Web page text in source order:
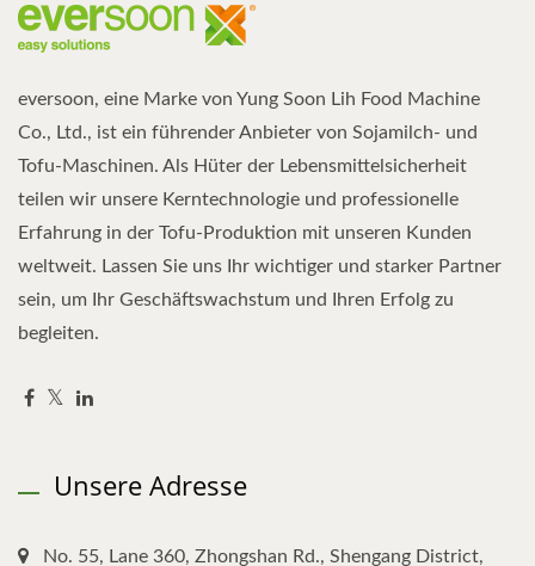
eversoon, eine Marke von Yung Soon Lih Food Machine
Co., Ltd., ist ein führender Anbieter von Sojamilch- und
Tofu-Maschinen. Als Hüter der Lebensmittelsicherheit
teilen wir unsere Kerntechnologie und professionelle
Erfahrung in der Tofu-Produktion mit unseren Kunden
weltweit. Lassen Sie uns Ihr wichtiger und starker Partner
sein, um Ihr Geschäftswachstum und Ihren Erfolg zu
begleiten.
Unsere Adresse
No. 55, Lane 360, Zhongshan Rd., Shengang District,